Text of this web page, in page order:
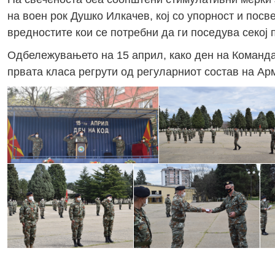
на воен рок Душко Илкачев, кој со упорност и
вредностите кои се потребни да ги поседува секој
Одбележувањето на 15 април, како ден на
првата класа регрути од регуларниот состав на